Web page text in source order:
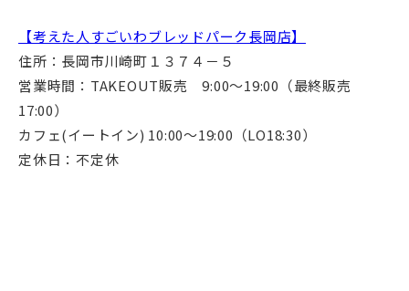
【考えた人すごいわブレッドパーク長岡店】
住所：長岡市川崎町１３７４－５
営業時間：TAKEOUT販売 9:00～19:00（最終販売
17:00）
カフェ(イートイン) 10:00～19:00（LO18:30）
定休日：不定休